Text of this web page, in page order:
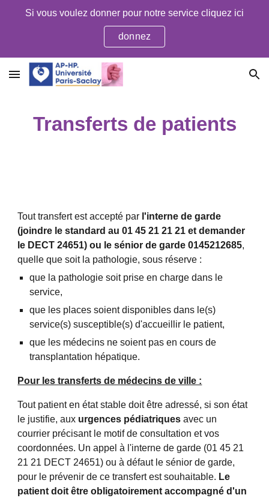
Si vous voulez donner pour notre service cliquez ici
donnez
Transferts de patients
Tout transfert est accepté par l'interne de garde
(joindre le standard au 01 45 21 21 21 et demander
le DECT 24651) ou le sénior de garde 0145212685,
quelle que soit la pathologie, sous réserve :
que la pathologie soit prise en charge dans le
service,
que les places soient disponibles dans le(s)
service(s) susceptible(s) d'accueillir le patient,
que les médecins ne soient pas en cours de
transplantation hépatique.
Pour les transferts de médecins de ville :
Tout patient en état stable doit être adressé, si son état
le justifie, aux urgences pédiatriques avec un
courrier précisant le motif de consultation et vos
coordonnées. Un appel à l'interne de garde (01 45 21
21 21 DECT 24651) ou à défaut le sénior de garde,
pour le prévenir de ce transfert est souhaitable. Le
patient doit être obligatoirement accompagné d'un